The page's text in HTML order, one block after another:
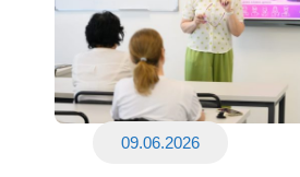
09.06.2026